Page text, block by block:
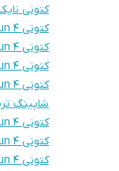
کتونی نایک
کتونی Nike infinity run 4 مستر کوالیتی ویتنام ترب
کتونی Nike infinity run 4 مستر کوالیتی ترب
کتونی Nike infinity run 4 ترب
شاپینگ
کتونی Nike infinity run 4 اسپرت ویتنام
کتونی Nike infinity run 4 رانینگ ویتنام
کتونی Nike infinity run 4 اورجینال ترب